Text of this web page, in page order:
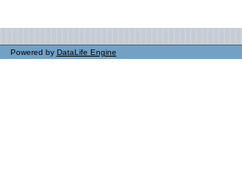
Powered by DataLife Engine